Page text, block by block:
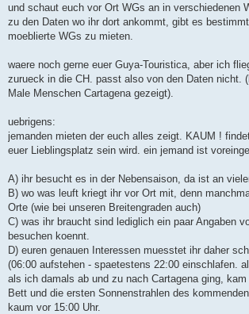
und schaut euch vor Ort WGs an in verschiedenen
zu den Daten wo ihr dort ankommt, gibt es
moeblierte WGs zu mieten.
waere noch gerne euer Guya-Touristica, aber ich
zurueck in die CH. passt also von den Daten nicht.
Male Menschen Cartagena gezeigt).
uebrigens:
jemanden mieten der euch alles zeigt. KAUM !
euer Lieblingsplatz sein wird. ein jemand ist
A) ihr besucht es in der Nebensaison, da ist an
B) wo was leuft kriegt ihr vor Ort mit, denn
Orte (wie bei unseren Breitengraden auch)
C) was ihr braucht sind lediglich ein paar Angaben
besuchen koennt.
D) euren genauen Interessen muesstet ihr daher
(06:00 aufstehen - spaetestens 22:00 einschlafen.
als ich damals ab und zu nach Cartagena ging,
Bett und die ersten Sonnenstrahlen des
kaum vor 15:00 Uhr.